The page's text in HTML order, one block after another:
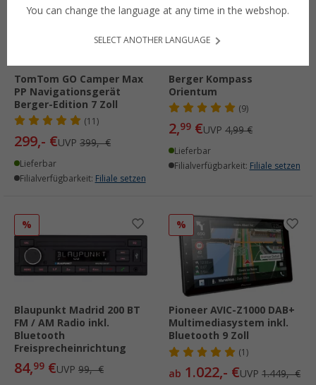
TomTom GO Camper Max
PP Navigationsgerät
Berger-Edition 7 Zoll
(11)
299,- €UVP 399,- €
Lieferbar
Filialverfügbarkeit: Filiale setzen
Berger Kompass
Orientum
(9)
2,99 €UVP 4,99 €
Lieferbar
Filialverfügbarkeit: Filiale setzen
%
Blaupunkt Madrid 200 BT
FM / AM Radio inkl.
Bluetooth
Freisprecheinrichtung
84,99 €UVP 99,- €
%
Pioneer AVIC-Z1000 DAB+
Multimediasystem inkl.
Bluetooth 9 Zoll
(1)
ab 1.022,- €UVP 1.449,- €
You can change the language at any time in the webshop.
SELECT ANOTHER LANGUAGE